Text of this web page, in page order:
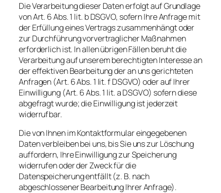
Die Verarbeitung dieser Daten erfolgt auf Grundlage
von Art. 6 Abs. 1 lit. b DSGVO, sofern Ihre Anfrage mit
der Erfüllung eines Vertrags zusammenhängt oder
zur Durchführung vorvertraglicher Maßnahmen
erforderlich ist. In allen übrigen Fällen beruht die
Verarbeitung auf unserem berechtigten Interesse an
der effektiven Bearbeitung der an uns gerichteten
Anfragen (Art. 6 Abs. 1 lit. f DSGVO) oder auf Ihrer
Einwilligung (Art. 6 Abs. 1 lit. a DSGVO) sofern diese
abgefragt wurde; die Einwilligung ist jederzeit
widerrufbar.
Die von Ihnen im Kontaktformular eingegebenen
Daten verbleiben bei uns, bis Sie uns zur Löschung
auffordern, Ihre Einwilligung zur Speicherung
widerrufen oder der Zweck für die
Datenspeicherung entfällt (z. B. nach
abgeschlossener Bearbeitung Ihrer Anfrage).